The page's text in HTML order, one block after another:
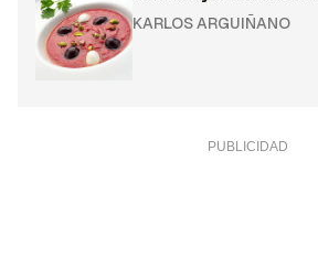
KARLOS ARGUIÑANO